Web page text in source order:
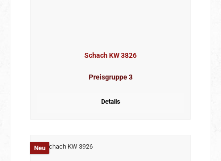
Schach KW 3826
Preisgruppe 3
Details
Neu